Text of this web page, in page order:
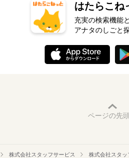
はたらこね
充実の検索機能
アナタのしごと
ページの先
株式会社スタッフサービス 株式会社スタッ